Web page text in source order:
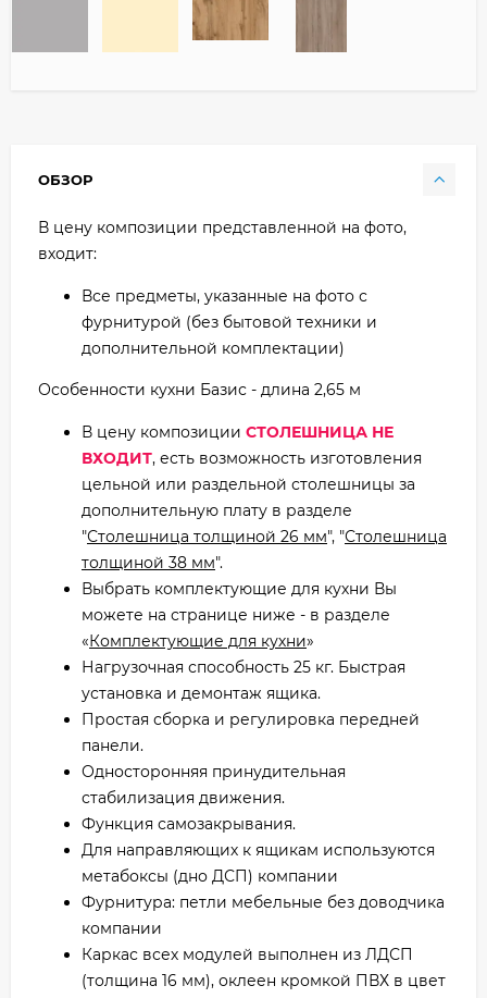
ОБЗОР
В цену композиции представленной на фото,
входит:
Все предметы, указанные на фото с
фурнитурой (без бытовой техники и
дополнительной комплектации)
Особенности кухни Базис - длина 2,65 м
В цену композиции СТОЛЕШНИЦА НЕ
ВХОДИТ, есть возможность изготовления
цельной или раздельной столешницы за
дополнительную плату в разделе
"Столешница толщиной 26 мм", "Столешница
толщиной 38 мм".
Выбрать комплектующие для кухни Вы
можете на странице ниже - в разделе
«Комплектующие для кухни»
Нагрузочная способность 25 кг. Быстрая
установка и демонтаж ящика.
Простая сборка и регулировка передней
панели.
Односторонняя принудительная
стабилизация движения.
Функция самозакрывания.
Для направляющих к ящикам используются
метабоксы (дно ДСП) компании
Фурнитура: петли мебельные без доводчика
компании
Каркас всех модулей выполнен из ЛДСП
(толщина 16 мм), оклеен кромкой ПВХ в цвет